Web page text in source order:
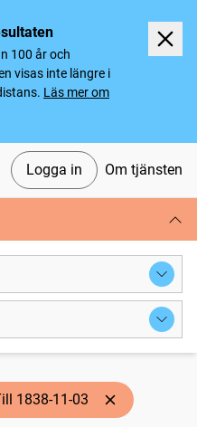
100 år och
visas inte längre i
Läs mer om
Logga in Om tjänsten
1838-11-03